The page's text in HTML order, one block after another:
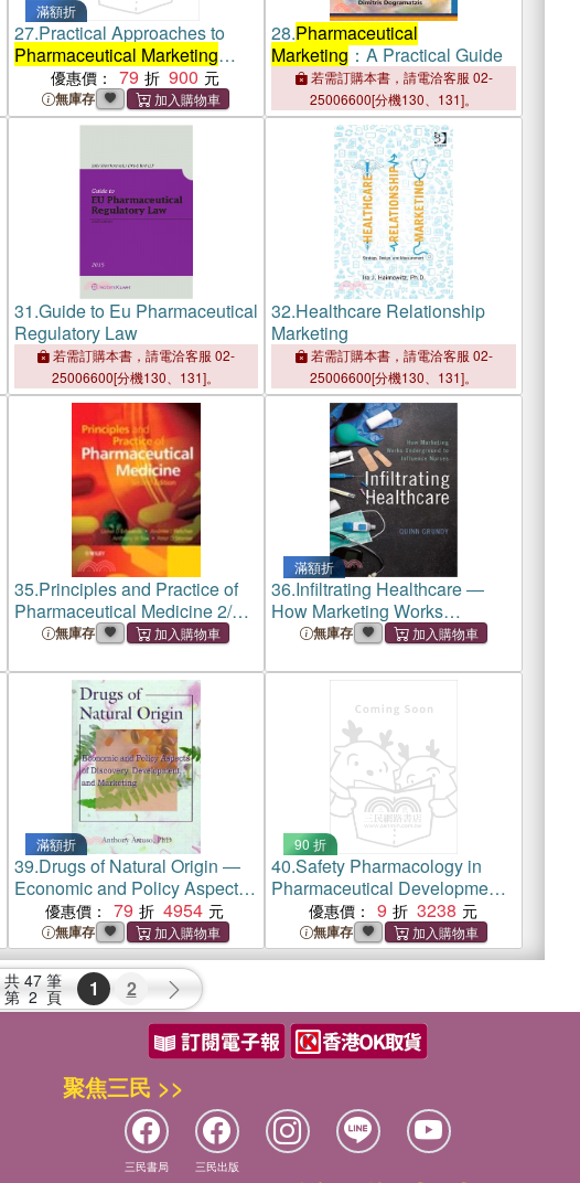
滿額折
27.Practical Approaches to
Pharmaceutical Marketing
Research
優惠價： 79 900
無庫存
28.Pharmaceutical
Marketing ：A Practical Guide
若需訂購本書，請電洽客服 02-
25006600[分機130、131]。
31.Guide to Eu Pharmaceutical
Regulatory Law
若需訂購本書，請電洽客服 02-
25006600[分機130、131]。
32.Healthcare Relationship
Marketing
若需訂購本書，請電洽客服 02-
25006600[分機130、131]。
35.Principles and Practice of
Pharmaceutical Medicine 2/e
2007無庫存
滿額折
36.Infiltrating Healthcare ―
How Marketing Works
Underground to Influence
無庫存
滿額折
39.Drugs of Natural Origin ―
Economic and Policy Aspects
of Discovery, Development,
and Marketing
優惠價： 79 4954
無庫存
90 折
40.Safety Pharmacology in
Pharmaceutical Development
― Approval and Post
Marketing Surveillance
優惠價： 9 3238
無庫存
共 47 筆
第 2 頁 1 2
聚焦三民 >>
三民書局 三民出版